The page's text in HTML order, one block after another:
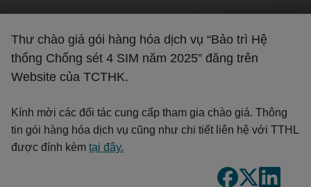
Thư chào giá gói hàng hóa dịch vụ “Bảo trì Hệ
thống Chống sét 4 SIM năm 2025” đăng trên
Website của TCTHK.
Kính mời các đối tác cung cấp tham gia chào giá. Thông
tin gói hàng hóa dịch vụ cũng như chi tiết liên hệ với TTHL
được đính kèm tại đây.